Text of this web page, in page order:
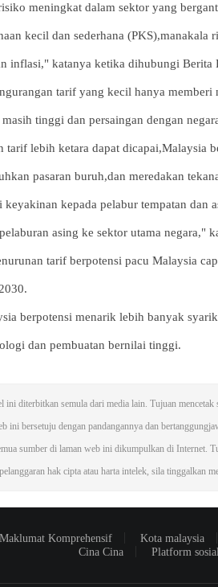
meningkat dalam sektor yang
kecil dan sederhana
inflasi," katanya ketika dihubungi Berita
tarif yang kecil hanya
tinggi dan persaingan dengan
tarif lebih ketara dapat dicapai,Malaysia
pasaran buruh,dan meredakan
kepada pelabur tempatan dan
asing ke sektor utama negara,"
tarif berpotensi pacu Malaysia
berpotensi menarik lebih banyak
dan pembuatan bernilai tinggi.
ini diterbitkan semula dari media lain. Tujuan
ini bersetuju dengan pandangannya dan
sumber di laman web ini dikumpulkan di Internet.
hak cipta atau harta intelek, sila tinggalkan
Komprehensif Kota malaysia
Cina Cina
Platform